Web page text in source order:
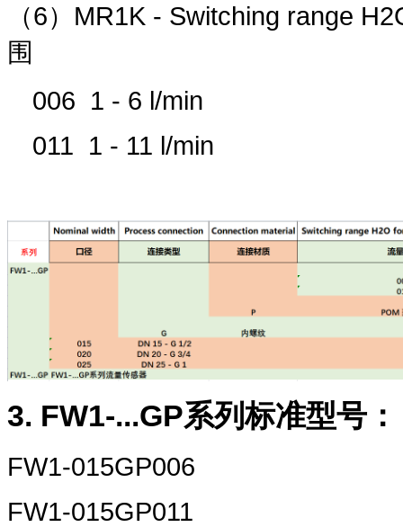
（6） MR1K - Switching range
围
006 1 - 6 l/min
011 1 - 11 l/min
3. FW1-...GP系列标准型号：
FW1-015GP006
FW1-015GP011